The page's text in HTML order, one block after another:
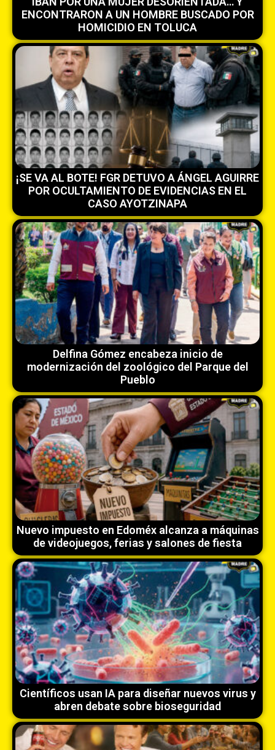
ENCONTRARON A UN HOMBRE BUSCADO POR
HOMICIDIO EN TOLUCA
¡SE VA AL BOTE! FGR DETUVO A ÁNGEL AGUIRRE
POR OCULTAMIENTO DE EVIDENCIAS EN EL
CASO AYOTZINAPA
Delfina Gómez encabeza inicio de
modernización del zoológico del Parque del
Pueblo
Nuevo impuesto en Edoméx alcanza a máquinas
de videojuegos, ferias y salones de fiesta
Científicos usan IA para diseñar nuevos virus y
abren debate sobre bioseguridad